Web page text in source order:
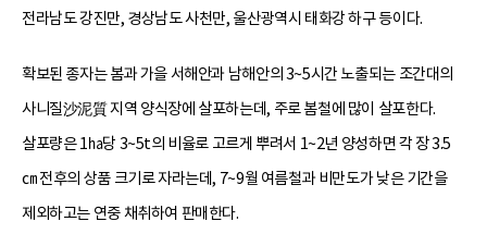
전라남도 강진만, 경상남도 사천만, 울산광역시 태화강 하구 등이다.
확보된 종자는 봄과 가을 서해안과 남해안의 3~5시간 노출되는 조간대의
사니질沙泥質 지역 양식장에 살포하는데, 주로 봄철에 많이 살포한다.
살포량은 1㏊당 3~5t의 비율로 고르게 뿌려서 1~2년 양성하면 각 장 3.5
㎝ 전후의 상품 크기로 자라는데, 7~9월 여름철과 비만도가 낮은 기간을
제외하고는 연중 채취하여 판매한다.